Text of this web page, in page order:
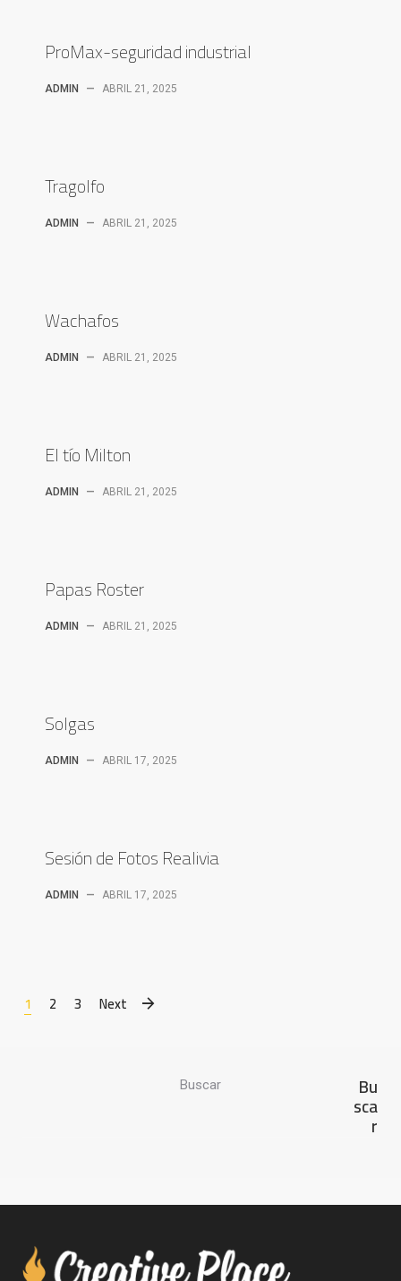
ProMax-seguridad industrial
ADMIN — ABRIL 21, 2025
Tragolfo
ADMIN — ABRIL 21, 2025
Wachafos
ADMIN — ABRIL 21, 2025
El tío Milton
ADMIN — ABRIL 21, 2025
Papas Roster
ADMIN — ABRIL 21, 2025
Solgas
ADMIN — ABRIL 17, 2025
Sesión de Fotos Realivia
ADMIN — ABRIL 17, 2025
1 2 3 Next
Buscar Bu
sca
r